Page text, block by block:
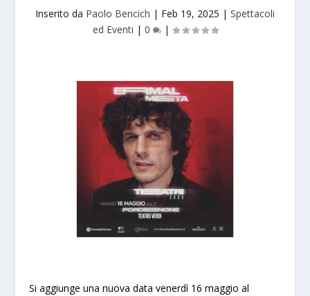
Inserito da Paolo Bencich | Feb 19, 2025 | Spettacoli
ed Eventi | 0 |
Si aggiunge una nuova data venerdì 16 maggio al